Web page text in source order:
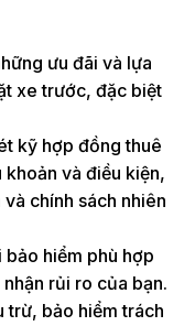
ưu đãi và lựa
xe trước, đặc biệt
kỹ hợp đồng thuê
và điều kiện,
chính sách nhiên
bảo hiểm phù hợp
rủi ro của bạn.
trừ, bảo hiểm trách